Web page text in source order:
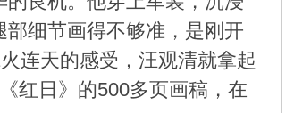
细节画得不够准，是刚开
连天的感受，汪观清就拿起
红日》的500多页画稿，在